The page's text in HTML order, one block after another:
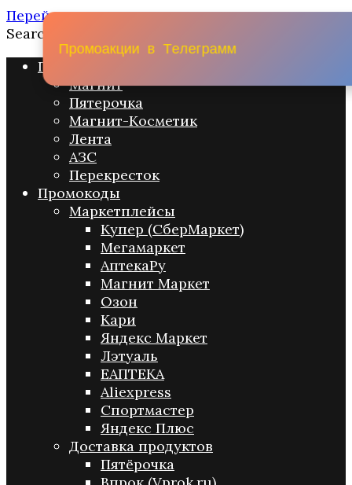
Перейти к содержанию
Search for:
Промо акции
Магнит
Пятерочка
Магнит-Косметик
Лента
АЗС
Перекресток
Промокоды
Маркетплейсы
Купер (СберМаркет)
Мегамаркет
АптекаРу
Магнит Маркет
Озон
Кари
Яндекс Маркет
Лэтуаль
ЕАПТЕКА
Aliexpress
Спортмастер
Яндекс Плюс
Доставка продуктов
Пятёрочка
Промоакции в Телеграмм